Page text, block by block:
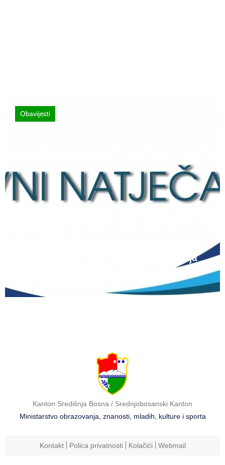
razred srednjih škola Kantona Središnja
Bosna u školskoj 2026./2027. godini
Obavijesti
Kanton Središnja Bosna / Srednjobosanski Kanton
Ministarstvo obrazovanja, znanosti, mladih, kulture i sporta
Kontakt Polica privatnosti Kolačići Webmail